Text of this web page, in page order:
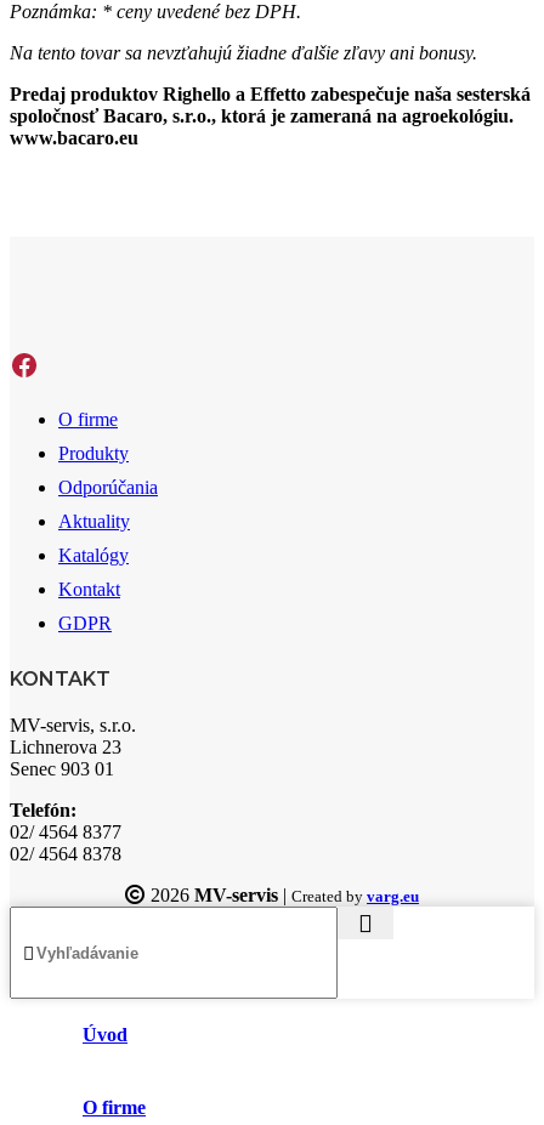
Poznámka: * ceny uvedené bez DPH.
Na tento tovar sa nevzťahujú žiadne ďalšie zľavy ani bonusy.
Predaj produktov Righello a Effetto zabespečuje naša sesterská
spoločnosť Bacaro, s.r.o., ktorá je zameraná na agroekológiu.
www.bacaro.eu
Facebook
O firme
Produkty
Odporúčania
Aktuality
Katalógy
Kontakt
GDPR
KONTAKT
MV-servis, s.r.o.
Lichnerova 23
Senec 903 01
Telefón:
02/ 4564 8377
02/ 4564 8378
2026 MV-servis | Created by varg.eu
Úvod
O firme